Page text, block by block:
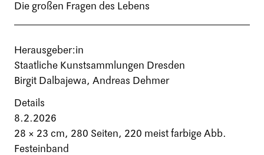
Die großen Fragen des Lebens
Herausgeber:in
Staatliche Kunstsammlungen Dresden
Birgit Dalbajewa, Andreas Dehmer
Details
8.2.2026
28 × 23 cm, 280 Seiten, 220 meist farbige Abb.
Festeinband